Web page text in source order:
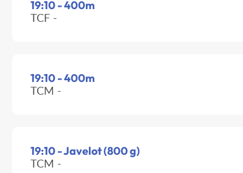
19:10 - 400m
TCF -
19:10 - 400m
TCM -
19:10 - Javelot (800 g)
TCM -